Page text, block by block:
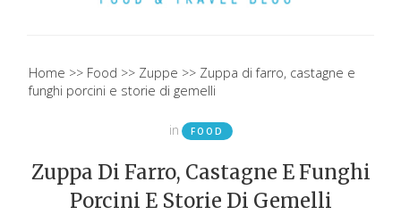
Home Food Zuppe
Zuppa di farro, castagne e
funghi porcini e storie di gemelli
in FOOD
Zuppa Di Farro, Castagne E Funghi
Porcini E Storie Di Gemelli